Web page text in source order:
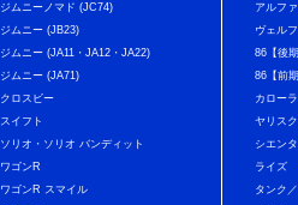
ジムニーノマド (JC74)
ジムニー (JB23)
ジムニー (JA11・JA12・JA22)
ジムニー (JA71)
クロスビー
スイフト
ソリオ・ソリオ バンディット
ワゴンR
ワゴンR スマイル
アルフ
ヴェル
86【後
86【前
カロー
ヤリス
シエンタ
ライズ
タンク